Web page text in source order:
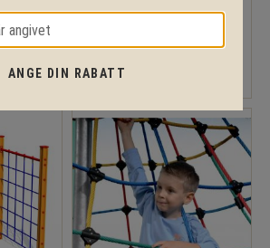
Klätternätet 2 sektioner
25 068
ANGE DIN RABATT